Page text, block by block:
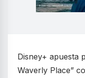
Disney+ apuesta
Waverly Place”